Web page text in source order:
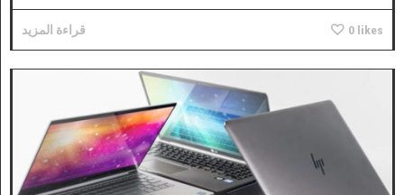
0 likes قراءة المزيد